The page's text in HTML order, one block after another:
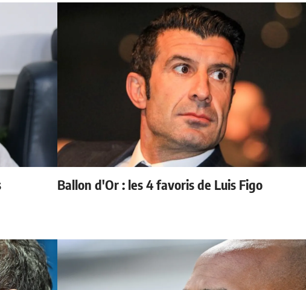
Ballon d'Or : les 4 favoris de Luis Figo